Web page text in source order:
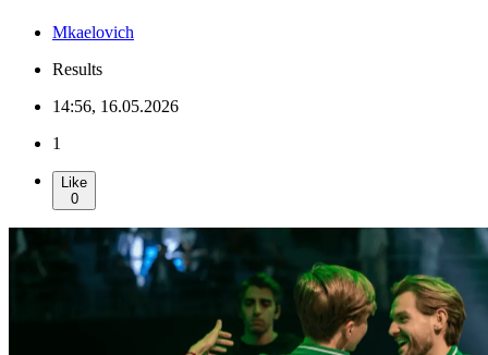
Mkaelovich
Results
14:56, 16.05.2026
1
Like
0